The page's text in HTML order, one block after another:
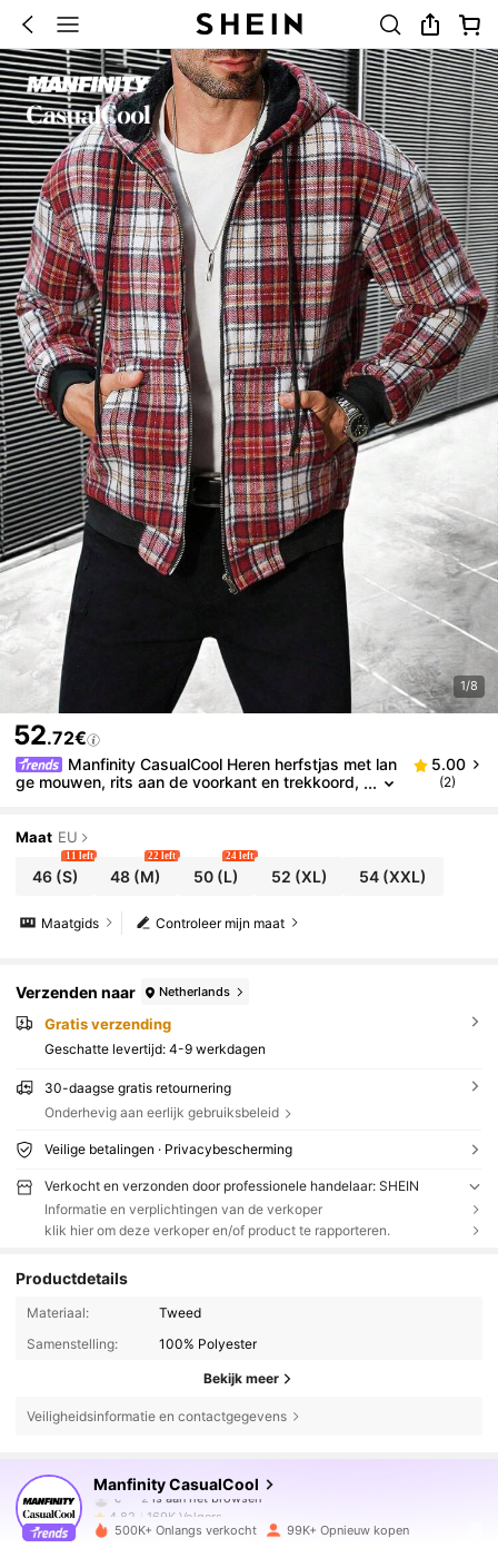
1/8
52.72€
Manfinity CasualCool Heren herfstjas met lan
ge mouwen, rits aan de voorkant en trekkoord,
5.00
(2)
Maat EU
46(S)
11 left
48 (M)
22 left
50(L)
24 left
52 (XL) 54 (XXL)
Controleer mijn maat
Maatgids
Verzenden naar Netherlands
Gratis verzending
Geschatte levertijd: 4-9 werkdagen
30-daagse gratis retournering
Onderhevig aan eerlijk gebruiksbeleid
Veilige betalingen · Privacybescherming
Verkocht en verzonden door professionele handelaar: SHEIN
Informatie en verplichtingen van de verkoper
klik hier om deze verkoper en/of product te rapporteren.
Productdetails
Materiaal:
Tweed
Samenstelling:
100% Polyester
Bekijk meer
Veiligheidsinformatie en contactgegevens
Manfinity CasualCool
c***2is aan het browsen
4.82
169K Volgers
500K+ Onlangs verkocht 99K+ Opnieuw kopen